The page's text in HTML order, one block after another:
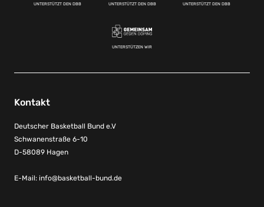
UNTERSTÜTZT DEN DBB UNTERSTÜTZT DEN DBB UNTERSTÜTZT DEN DBB
UNTERSTÜTZEN WIR
Kontakt
Deutscher Basketball Bund e.V
Schwanenstraße 6-10
D-58089 Hagen
E-Mail: info@basketball-bund.de